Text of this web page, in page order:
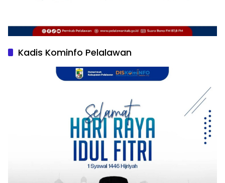
Kadis Kominfo Pelalawan